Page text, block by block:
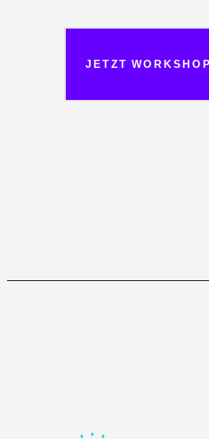
JETZT